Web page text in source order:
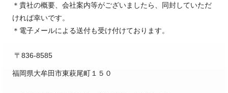
＊貴社の概要、会社案内等がございましたら、同封していただ
ければ幸いです。
＊電子メールによる送付も受け付けております。
〒836-8585
福岡県大牟田市東萩尾町１５０